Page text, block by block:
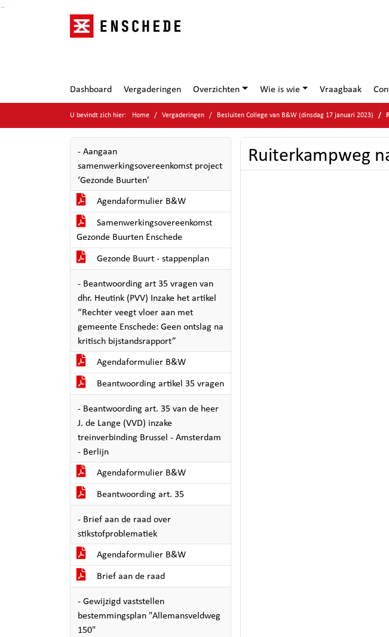
Ga naar de inhoud van deze pagina
Ga naar het zoeken
Ga naar het menu
Dashboard Vergaderingen Overzichten Wie is wie Vraagbaak
U bevindt zich hier: Home Vergaderingen Besluiten College van B&W (dinsdag 17 januari 2023)
- Aangaan
samenwerkingsovereenkomst project
‘Gezonde Buurten’
Agendaformulier B&W
Samenwerkingsovereenkomst
Gezonde Buurten Enschede
Gezonde Buurt - stappenplan
- Beantwoording art 35 vragen van
dhr. Heutink (PVV) Inzake het artikel
“Rechter veegt vloer aan met
gemeente Enschede: Geen ontslag na
kritisch bijstandsrapport”
Agendaformulier B&W
Beantwoording artikel 35 vragen
- Beantwoording art. 35 van de heer
J. de Lange (VVD) inzake
treinverbinding Brussel - Amsterdam
- Berlijn
Agendaformulier B&W
Beantwoording art. 35
- Brief aan de raad over
stikstofproblematiek
Agendaformulier B&W
Brief aan de raad
- Gewijzigd vaststellen
bestemmingsplan "Allemansveldweg
150"
Ruiterkampweg